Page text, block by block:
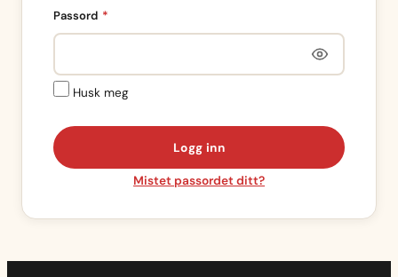
Passord *
Husk meg
Logg inn
Mistet passordet ditt?